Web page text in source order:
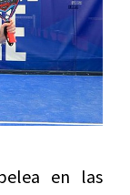
en las